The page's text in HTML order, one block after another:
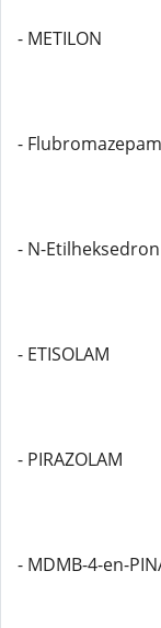
- METILON
- Flubromazepam
- N-
- ETISOLAM
- PIRAZOLAM
- MDMB-4-en-